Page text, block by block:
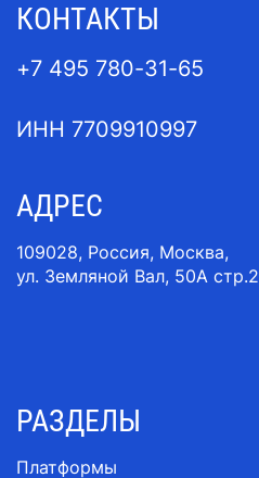
РАЗДЕЛЫ
Платформы
КОНТАКТЫ
+7 495 780-31-65
ИНН 7709910997
АДРЕС
109028, Россия, Москва,
ул. Земляной Вал, 50A стр.2